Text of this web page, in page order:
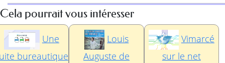
Cela pourrait vous intéresser
Une
bureautique
Louis
Auguste de
Vimarcé
sur le net